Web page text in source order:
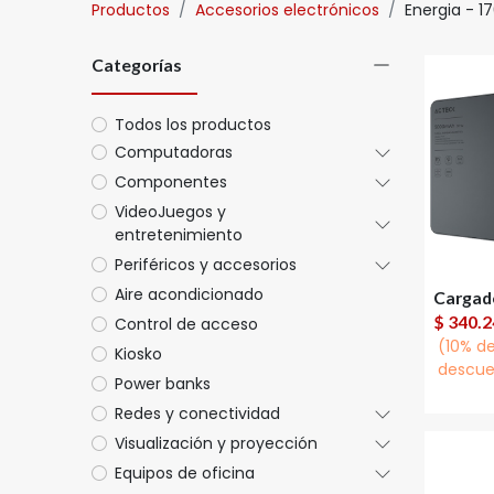
Productos Accesorios electrónicos Energia -
Categorías
Todos los productos
Computadoras
Componentes
VideoJuegos y
entretenimiento
Periféricos y accesorios
Aire acondicionado
Control de acceso
Kiosko
Power banks
Redes y conectividad
Visualización y proyección
Equipos de oficina
$
(10% de